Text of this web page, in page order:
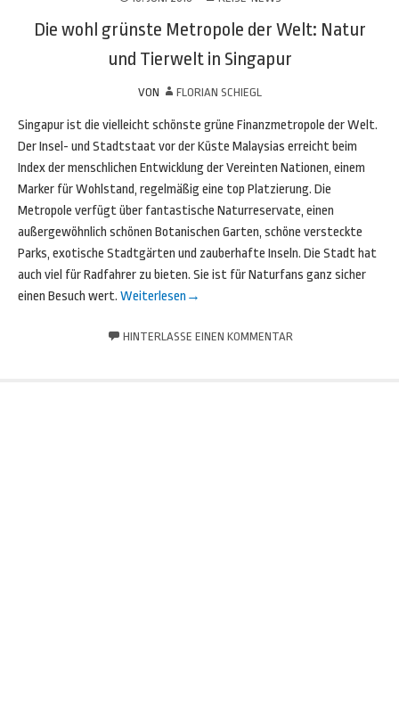
Die wohl grünste Metropole der Welt: Natur
und Tierwelt in Singapur
VON FLORIAN SCHIEGL
Singapur ist die vielleicht schönste grüne Finanzmetropole der Welt.
Der Insel- und Stadtstaat vor der Küste Malaysias erreicht beim
Index der menschlichen Entwicklung der Vereinten Nationen, einem
Marker für Wohlstand, regelmäßig eine top Platzierung. Die
Metropole verfügt über fantastische Naturreservate, einen
außergewöhnlich schönen Botanischen Garten, schöne versteckte
Parks, exotische Stadtgärten und zauberhafte Inseln. Die Stadt hat
auch viel für Radfahrer zu bieten. Sie ist für Naturfans ganz sicher
einen Besuch wert. Weiterlesen →
HINTERLASSE EINEN KOMMENTAR